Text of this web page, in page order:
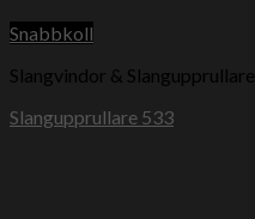
Snabbkoll
Slangvindor & Slangupprullare
Slangupprullare 533